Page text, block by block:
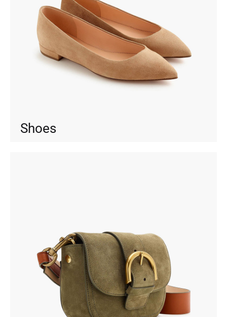
Shoes